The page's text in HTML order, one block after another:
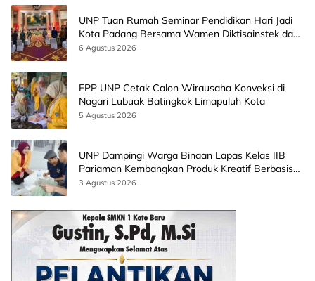
UNP Tuan Rumah Seminar Pendidikan Hari Jadi
Kota Padang Bersama Wamen Diktisainstek dan
CEO EMGS Malaysia
6 Agustus 2026
FPP UNP Cetak Calon Wirausaha Konveksi di
Nagari Lubuak Batingkok Limapuluh Kota
5 Agustus 2026
UNP Dampingi Warga Binaan Lapas Kelas IIB
Pariaman Kembangkan Produk Kreatif Berbasis
AI
3 Agustus 2026